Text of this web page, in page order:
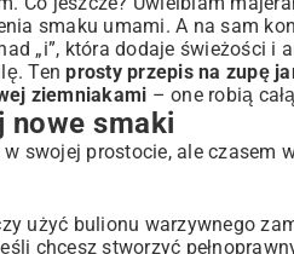
smaku umami. A na sam
„i”, która dodaje świeżości i
Tenprosty przepis na zupę
ziemniakami – one robią
nowe smaki
swojej prostocie, ale czasem
użyć bulionu warzywnego
chcesz stworzyć